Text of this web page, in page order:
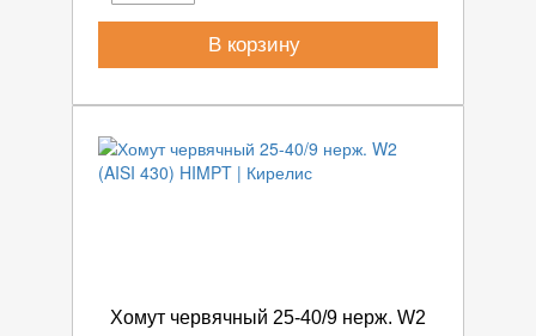
В корзину
Хомут червячный 25-40/9 нерж. W2